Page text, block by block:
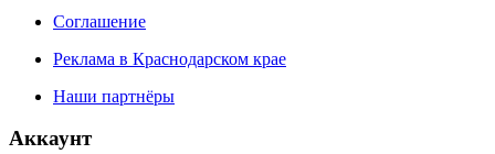
Соглашение
Реклама в Краснодарском крае
Наши партнёры
Аккаунт